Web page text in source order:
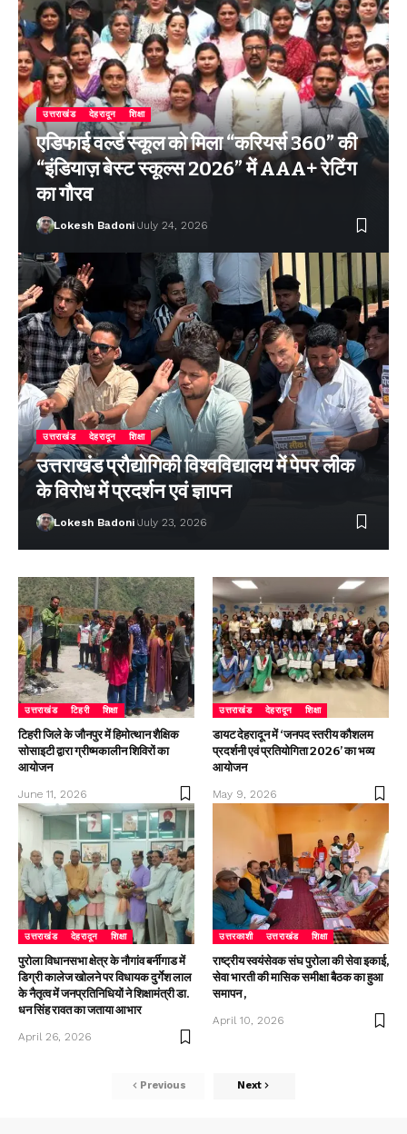
उत्तराखंड देहरादून शिक्षा
एडिफाई वर्ल्ड स्कूल को मिला “करियर्स 360” की
“इंडियाज़ बेस्ट स्कूल्स 2026” में AAA+ रेटिंग
का गौरव
Lokesh Badoni July 24, 2026
उत्तराखंड देहरादून शिक्षा
उत्तराखंड प्रौद्योगिकी विश्वविद्यालय में पेपर लीक
के विरोध में प्रदर्शन एवं ज्ञापन
Lokesh Badoni July 23, 2026
उत्तराखंड टिहरी शिक्षा
टिहरी जिले के जौनपुर में हिमोत्थान शैक्षिक
सोसाइटी द्वारा ग्रीष्मकालीन शिविरों का
आयोजन
June 11, 2026
उत्तराखंड देहरादून शिक्षा
डायट देहरादून में ‘जनपद स्तरीय कौशलम
प्रदर्शनी एवं प्रतियोगिता 2026’ का भव्य
आयोजन
May 9, 2026
उत्तराखंड देहरादून शिक्षा
पुरोला विधानसभा क्षेत्र के नौगांव बर्नीगाड में
डिग्री कालेज खोलने पर विधायक दुर्गेश लाल
के नैतृत्व में जनप्रतिनिधियों ने शिक्षामंत्री डा.
धन सिंह रावत का जताया आभार
April 26, 2026
उत्तरकाशी उत्तराखंड शिक्षा
राष्ट्रीय स्वयंसेवक संघ पुरोला की सेवा इकाई,
सेवा भारती की मासिक समीक्षा बैठक का हुआ
समापन ,
April 10, 2026
Previous Next